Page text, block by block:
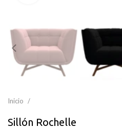
Inicio
Sillón Rochelle